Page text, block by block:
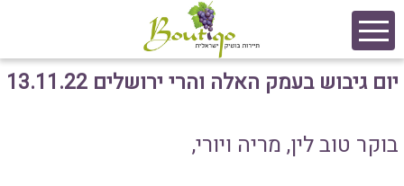
יום גיבוש בעמק האלה והרי ירושלים 13.11.22
בוקר טוב לין, מריה ויורי,